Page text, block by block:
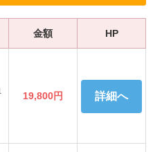
金額 HP
19,800円 詳細へ